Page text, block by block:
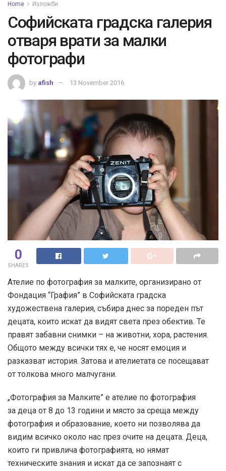
Home Изложби
Софийската градска галерия
отваря врати за малки
фотографи
by afish 13 November 2016
0
SHARES
Ателие по фотография за малките, организирано от
Фондация “Графия” в Софийската градска
художествена галерия, събира днес за пореден път
децата, които искат да видят света през обектив. Те
правят забавни снимки – на животни, хора, растения.
Общото между всички тях е, че носят емоция и
разказват история. Затова и ателиетата се посещават
от толкова много малчугани.
„Фотография за Малките” е ателие по фотография
за деца от 8 до 13 години и място за среща между
фотография и образование, което ни позволява да
видим всичко около нас през очите на децата. Деца,
които ги привлича фотографията, но нямат
техническите знания и искат да се запознаят с